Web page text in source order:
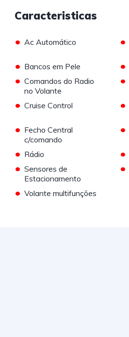
Caracteristicas
• Ac Automático •
• Bancos em Pele •
• Comandos do Radio
no Volante
•
• Cruise Control •
• Fecho Central
c/comando
•
• Rádio •
• Sensores de
Estacionamento
•
• Volante multifunções